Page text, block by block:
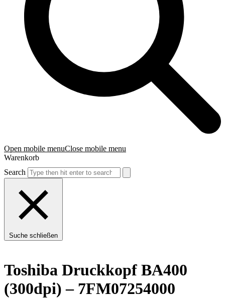
Open mobile menuClose mobile menu
Warenkorb
Search
Suche schließen
Toshiba Druckkopf BA400
(300dpi) – 7FM07254000